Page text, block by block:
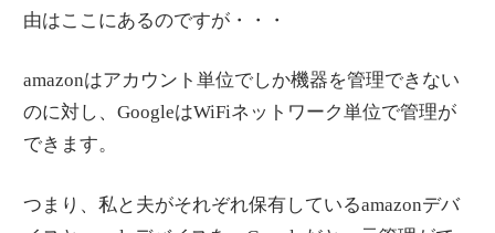
由はここにあるのですが・・・
amazonはアカウント単位でしか機器を管理できない
のに対し、GoogleはWiFiネットワーク単位で管理が
できます。
つまり、私と夫がそれぞれ保有しているamazonデバ